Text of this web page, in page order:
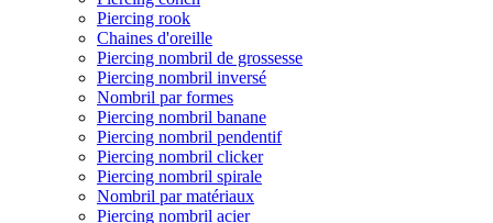
Piercing rook
Chaines d'oreille
Piercing nombril de grossesse
Piercing nombril inversé
Nombril par formes
Piercing nombril banane
Piercing nombril pendentif
Piercing nombril clicker
Piercing nombril spirale
Nombril par matériaux
Piercing nombril acier